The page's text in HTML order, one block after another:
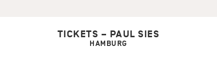
TICKETS – PAUL SIES
HAMBURG